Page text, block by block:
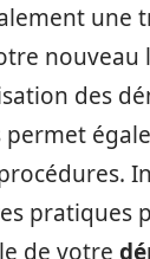
une
nouveau
des
pratiques
de votre